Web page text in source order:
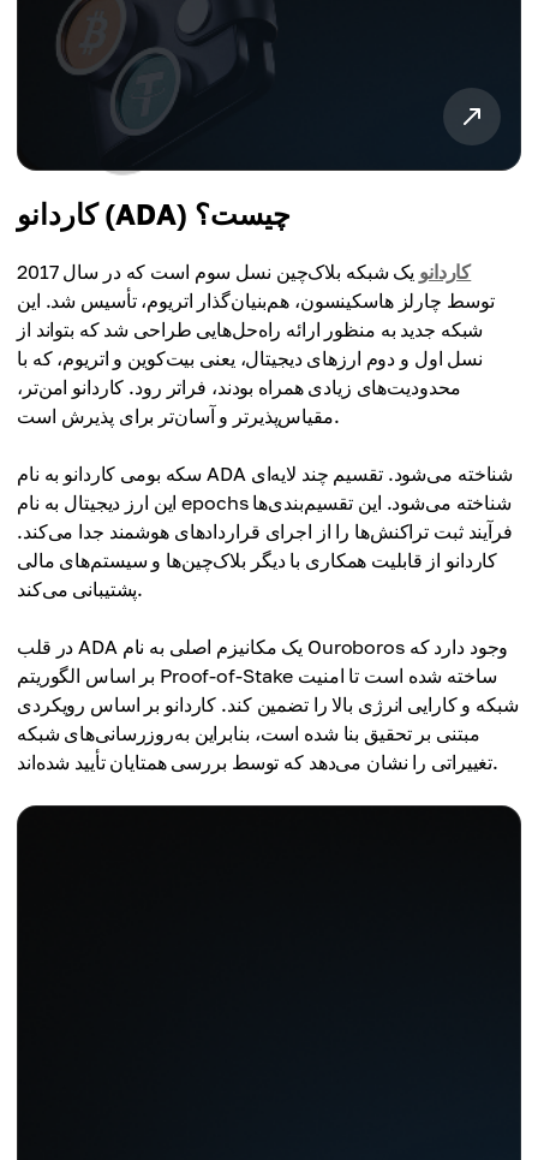
کاردانو (ADA) چیست؟
کاردانو
یک شبکه بلاک‌چین نسل سوم است که در سال 2017
توسط چارلز هاسکینسون، هم‌بنیان‌گذار اتریوم، تأسیس شد. این
شبکه جدید به منظور ارائه راه‌حل‌هایی طراحی شد که بتواند از
نسل اول و دوم ارزهای دیجیتال، یعنی بیت‌کوین و اتریوم، که با
محدودیت‌های زیادی همراه بودند، فراتر رود. کاردانو امن‌تر،
مقیاس‌پذیرتر و آسان‌تر برای پذیرش است.
سکه بومی کاردانو به نام ADA شناخته می‌شود. تقسیم چند لایه‌ای
این ارز دیجیتال به نام epochs شناخته می‌شود. این تقسیم‌بندی‌ها
فرآیند ثبت تراکنش‌ها را از اجرای قراردادهای هوشمند جدا می‌کند.
کاردانو از قابلیت همکاری با دیگر بلاک‌چین‌ها و سیستم‌های مالی
پشتیبانی می‌کند.
در قلب ADA یک مکانیزم اصلی به نام Ouroboros وجود دارد که
بر اساس الگوریتم Proof-of-Stake ساخته شده است تا امنیت
شبکه و کارایی انرژی بالا را تضمین کند. کاردانو بر اساس رویکردی
مبتنی بر تحقیق بنا شده است، بنابراین به‌روزرسانی‌های شبکه
تغییراتی را نشان می‌دهد که توسط بررسی همتایان تأیید شده‌اند.